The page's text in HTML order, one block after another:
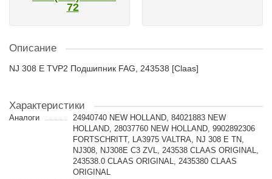
72
Описание
NJ 308 E TVP2 Подшипник FAG, 243538 [Claas]
Характеристики
Аналоги
24940740 NEW HOLLAND, 84021883 NEW
HOLLAND, 28037760 NEW HOLLAND, 9902892306
FORTSCHRITT, LA3975 VALTRA, NJ 308 E TN,
NJ308, NJ308E C3 ZVL, 243538 CLAAS ORIGINAL,
243538.0 CLAAS ORIGINAL, 2435380 CLAAS
ORIGINAL